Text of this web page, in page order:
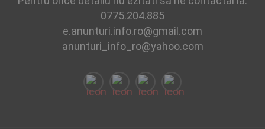
0775.204.885
e.anunturi.info.ro@gmail.com
anunturi_info_ro@yahoo.com